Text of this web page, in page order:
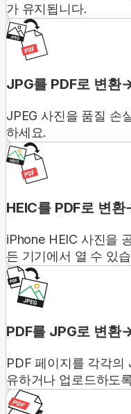
가 유지됩니다.
JPG를 PDF로 변환
JPEG 사진을 품질 손
하세요.
HEIC를 PDF로 변환
iPhone HEIC 사진을
든 기기에서 열 수 있
PDF를 JPG로 변환
PDF 페이지를 각각의
유하거나 업로드하도